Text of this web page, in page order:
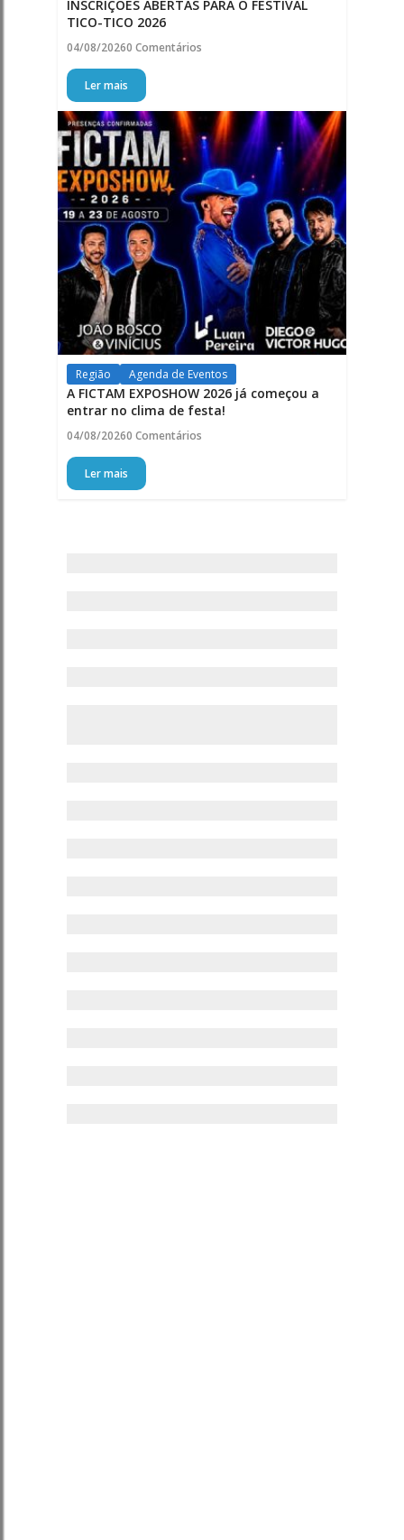
INSCRIÇÕES ABERTAS PARA O FESTIVAL
TICO-TICO 2026
04/08/20260 Comentários
Ler mais
Região Agenda de Eventos
A FICTAM EXPOSHOW 2026 já começou a
entrar no clima de festa!
04/08/20260 Comentários
Ler mais